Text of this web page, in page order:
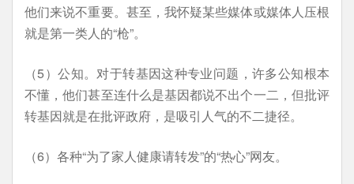
他们来说不重要。甚至，我怀疑某些媒体或媒体人压根
就是第一类人的“枪”。
（5）公知。对于转基因这种专业问题，许多公知根本
不懂，他们甚至连什么是基因都说不出个一二，但批评
转基因就是在批评政府，是吸引人气的不二捷径。
（6）各种“为了家人健康请转发”的“热心”网友。